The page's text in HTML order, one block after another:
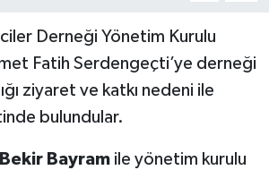
Derneği Yönetim Kurulu
Fatih Serdengeçti’ye derneği
ziyaret ve katkı nedeni ile
bulundular.
Bekir Bayramile yönetim kurulu